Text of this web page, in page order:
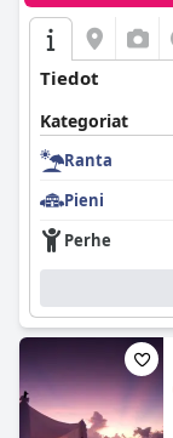
Tiedot
Kategoriat
Ranta
Pieni
Perhe